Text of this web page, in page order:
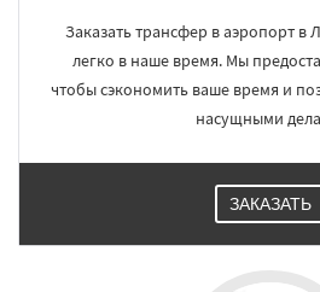
Заказать трансфер в аэропорт в
легко в наше время. Мы
чтобы сэкономить ваше время и
насущными
ЗАКАЗАТЬ